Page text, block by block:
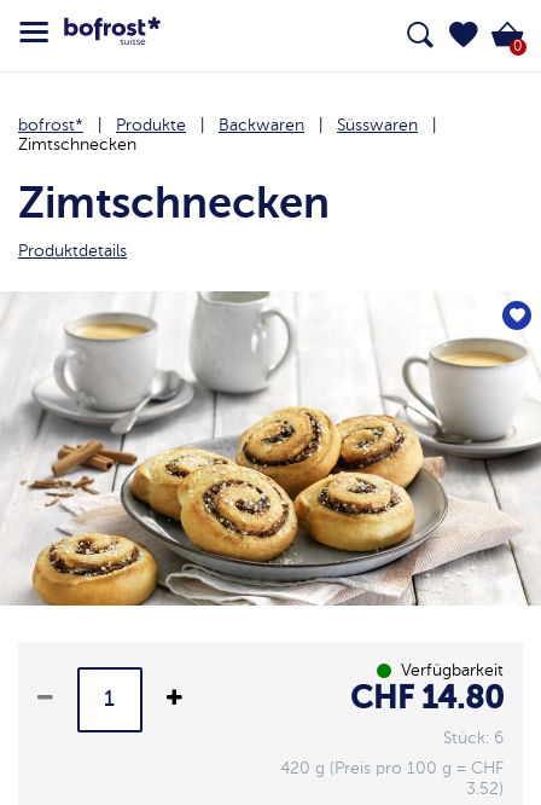
0
bofrost* Produkte Backwaren
Süsswaren
Zimtschnecken
Zimtschnecken
Produktdetails
Verfügbarkeit
CHF 14.80
Stück: 6
420 g (Preis pro 100 g = CHF
3.52)